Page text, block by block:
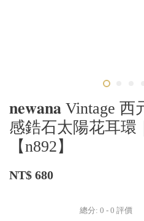
𝐧𝐞𝐰𝐚𝐧𝐚 Vintage 西
感鋯石太陽花耳環
【n892】
NT$ 680
總分: 0 - 0 評價